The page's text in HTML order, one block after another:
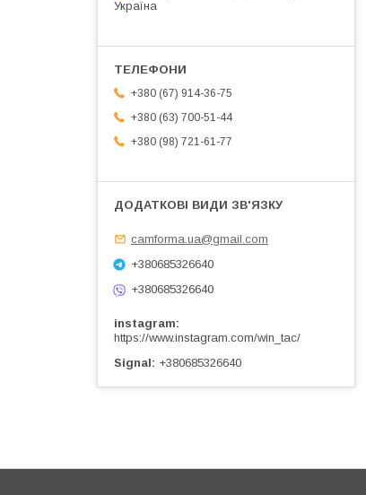
Україна
+380 (67) 914-36-75
+380 (63) 700-51-44
+380 (98) 721-61-77
camforma.ua@gmail.com
+380685326640
+380685326640
instagram
https://www.instagram.com/win_tac/
Signal
+380685326640